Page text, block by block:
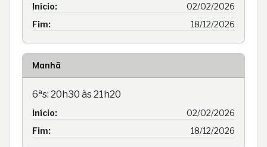
Início:
02/02/2026
Fim:
18/12/2026
Manhã
6ªs: 20h30 às 21h20
Início:
02/02/2026
Fim:
18/12/2026